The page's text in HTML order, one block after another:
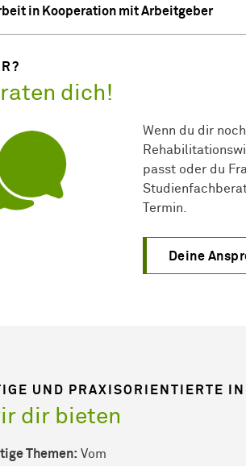
in Kooperation mit Arbeitgeber
dich!
Wenn du dir
passt oder du
Termin.
Deine
UND PRAXISORIENTIERTE
dir bieten
Themen: Vom